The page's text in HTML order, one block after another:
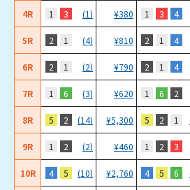
4R 1 3 (1) ¥380 1 3 4
5R 2 1 (4) ¥810 2 1 4
6R 2 1 (2) ¥790 2 1 4
7R 1 6 (3) ¥620 1 6 2
8R 5 2 (14) ¥5,300 5 2 1
9R 1 2 (2) ¥460 1 2 3
10R 4 5 (10) ¥2,760 4 5 6